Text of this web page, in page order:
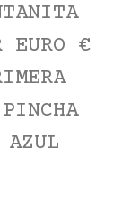
EURO €